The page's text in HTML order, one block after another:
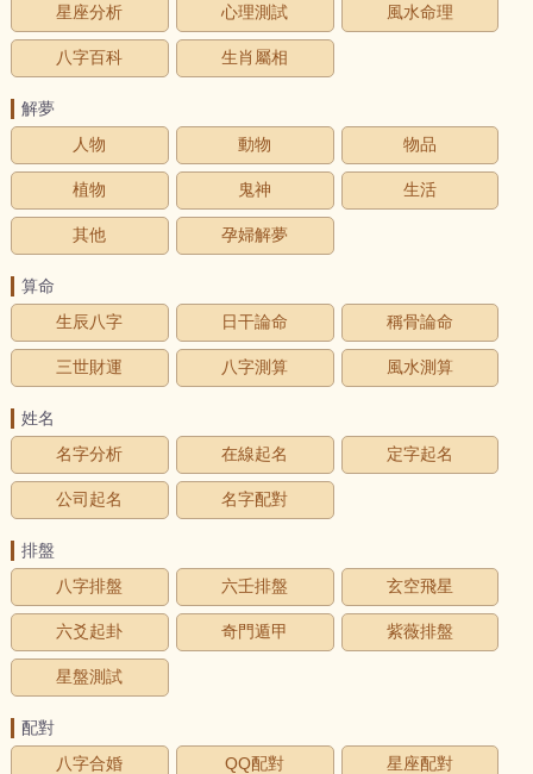
星座分析
心理測試 風水命理
八字百科 生肖屬相
解夢
人物
動物 物品
植物 鬼神 生活
其他 孕婦解夢
算命
生辰八字
日干論命 稱骨論命
三世財運 八字測算 風水測算
姓名
名字分析
在線起名 定字起名
公司起名 名字配對
排盤
八字排盤
六壬排盤 玄空飛星
六爻起卦 奇門遁甲 紫薇排盤
星盤測試
配對
八字合婚
QQ配對 星座配對